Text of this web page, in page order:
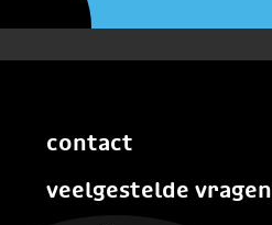
contact
veelgestelde vragen